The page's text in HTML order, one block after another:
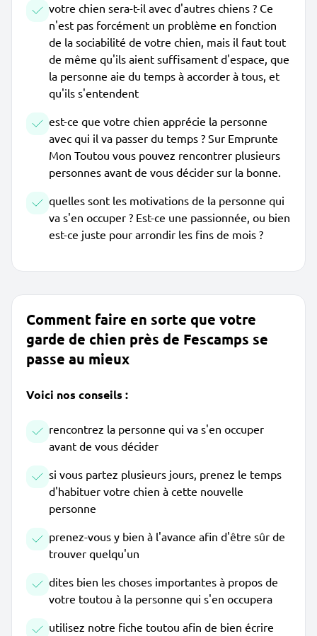
votre chien sera-t-il avec d'autres chiens ? Ce
n'est pas forcément un problème en fonction
de la sociabilité de votre chien, mais il faut tout
de même qu'ils aient suffisament d'espace, que
la personne aie du temps à accorder à tous, et
qu'ils s'entendent
est-ce que votre chien apprécie la personne
avec qui il va passer du temps ? Sur Emprunte
Mon Toutou vous pouvez rencontrer plusieurs
personnes avant de vous décider sur la bonne.
quelles sont les motivations de la personne qui
va s'en occuper ? Est-ce une passionnée, ou bien
est-ce juste pour arrondir les fins de mois ?
Comment faire en sorte que votre
garde de chien près de Fescamps se
passe au mieux
Voici nos conseils :
rencontrez la personne qui va s'en occuper
avant de vous décider
si vous partez plusieurs jours, prenez le temps
d'habituer votre chien à cette nouvelle
personne
prenez-vous y bien à l'avance afin d'être sûr de
trouver quelqu'un
dites bien les choses importantes à propos de
votre toutou à la personne qui s'en occupera
utilisez notre fiche toutou afin de bien écrire